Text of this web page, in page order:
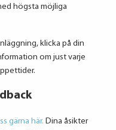
högsta möjliga
klicka på din
om just varje
gärna här. Dina åsikter